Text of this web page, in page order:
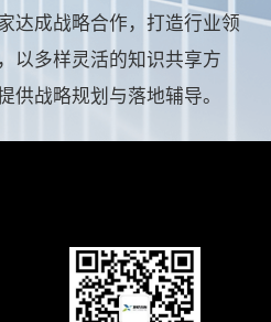
达成战略合作，打造行业领
以多样灵活的知识共享方
供战略规划与落地辅导。